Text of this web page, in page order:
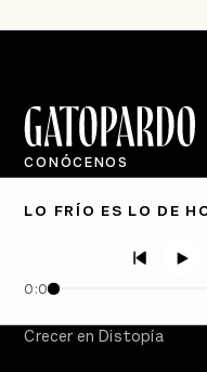
LO FRÍO ES LO DE
0:00
CONÓCENOS
Quiénes Somos
Directorio
Semanario Gatopardo
Crecer en Distopía